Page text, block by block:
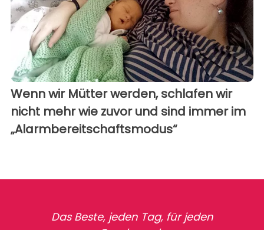
Wenn wir Mütter werden, schlafen wir
nicht mehr wie zuvor und sind immer im
„Alarmbereitschaftsmodus“
Das Beste, jeden Tag, für jeden